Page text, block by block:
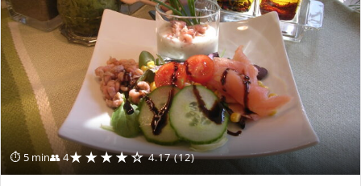
⏱ 5 min👥 4★★★★☆ 4.17 (12)